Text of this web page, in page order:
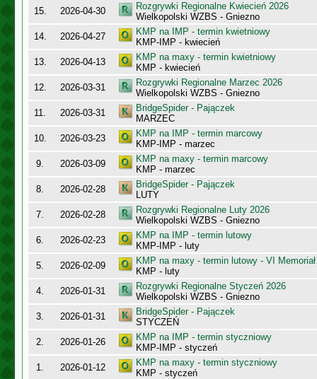
15.
2026-04-30
Rozgrywki Regionalne Kwiecień 2026
Wielkopolski WZBS - Gniezno
14.
2026-04-27
KMP na IMP - termin kwietniowy
KMP-IMP - kwiecień
13.
2026-04-13
KMP na maxy - termin kwietniowy
KMP - kwiecień
12.
2026-03-31
Rozgrywki Regionalne Marzec 2026
Wielkopolski WZBS - Gniezno
11.
2026-03-31
BridgeSpider - Pajączek
MARZEC
10.
2026-03-23
KMP na IMP - termin marcowy
KMP-IMP - marzec
9.
2026-03-09
KMP na maxy - termin marcowy
KMP - marzec
8.
2026-02-28
BridgeSpider - Pajączek
LUTY
7.
2026-02-28
Rozgrywki Regionalne Luty 2026
Wielkopolski WZBS - Gniezno
6.
2026-02-23
KMP na IMP - termin lutowy
KMP-IMP - luty
5.
2026-02-09
KMP na maxy - termin lutowy - VI
KMP - luty
4.
2026-01-31
Rozgrywki Regionalne Styczeń 2026
Wielkopolski WZBS - Gniezno
3.
2026-01-31
BridgeSpider - Pajączek
STYCZEŃ
2.
2026-01-26
KMP na IMP - termin styczniowy
KMP-IMP - styczeń
1.
2026-01-12
KMP na maxy - termin styczniowy
KMP - styczeń